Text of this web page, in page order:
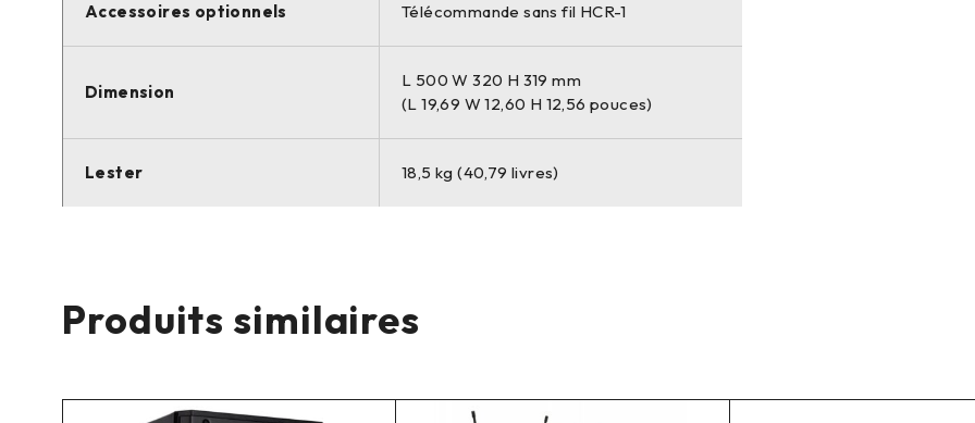
Accessoires optionnels Télécommande sans fil HCR-1
Dimension
L 500 W 320 H 319 mm
(L 19,69 W 12,60 H 12,56 pouces)
Lester 18,5 kg (40,79 livres)
Produits similaires